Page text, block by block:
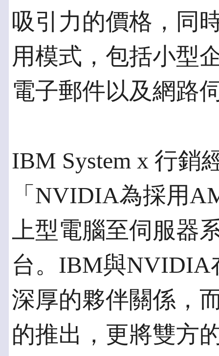
吸引力的價格，同
用模式，包括小型
電子郵件以及網路
IBM System x 行銷
「NVIDIA為採用
上型電腦至伺服器
台。IBM與NVIDIA
深厚的夥伴關係，
的推出，更將雙方